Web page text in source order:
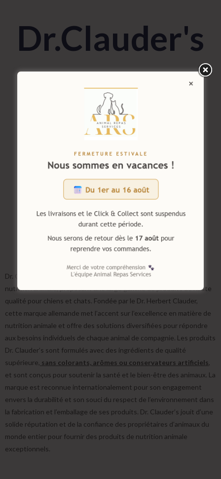
Dr.Clauder's
une
production
Super
Premium
Dr. Clauder’s est une entreprise de renom dans le domaine de la
nutrition animale, proposant une large gamme de produits de haute
qualité pour chiens et chats. Fondée par le Dr. Herbert Clauder,
cette marque allemande met l’accent sur l’excellence en matière de
nutrition animale et offre des solutions diversifiées pour répondre
aux besoins individuels de chaque animal de compagnie. Les produits
Dr. Clauder’s sont formulés avec des ingrédients de qualité
supérieure, sans colorants, arômes ou conservateurs artificiels
et sont conçus pour soutenir la santé et le bien-être des animaux. La
marque est reconnue internationalement pour son engagement
envers la durabilité et son souci du respect de l’environnement dans
la fabrication et l’emballage de ses produits. Dr. Clauder’s jouit d’une
solide réputation et de la confiance des propriétaires d’animaux du
monde entier pour fournir des produits de nutrition animale
exceptionnels.